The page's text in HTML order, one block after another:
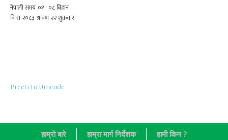
Preeti to Unicode
हाम्राे बारे हाम्रा मार्ग निर्देशक हामी किन ?